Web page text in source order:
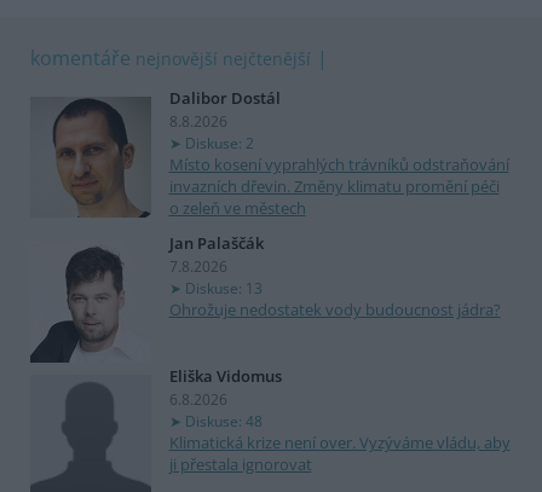
komentáře nejnovější nejčtenější
Dalibor Dostál
8.8.2026
Diskuse: 2
Místo kosení vyprahlých trávníků odstraňování
invazních dřevin. Změny klimatu promění péči
o zeleň ve městech
Jan Palaščák
7.8.2026
Diskuse: 13
Ohrožuje nedostatek vody budoucnost jádra?
Eliška Vidomus
6.8.2026
Diskuse: 48
Klimatická krize není over. Vyzýváme vládu, aby
ji přestala ignorovat